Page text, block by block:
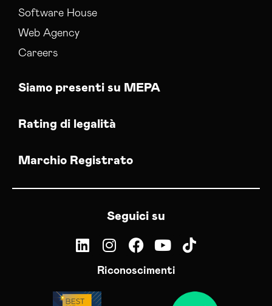
Software House
Web Agency
Careers
Siamo presenti su MEPA
Rating di legalità
Marchio Registrato
Seguici su
Riconoscimenti